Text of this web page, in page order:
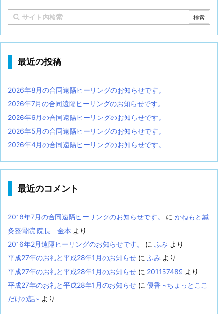
最近の投稿
2026年8月の合同遠隔ヒーリングのお知らせです。
2026年7月の合同遠隔ヒーリングのお知らせです。
2026年6月の合同遠隔ヒーリングのお知らせです。
2026年5月の合同遠隔ヒーリングのお知らせです。
2026年4月の合同遠隔ヒーリングのお知らせです。
最近のコメント
2016年7月の合同遠隔ヒーリングのお知らせです。 に かねもと鍼
灸整骨院 院長：金本 より
2016年2月遠隔ヒーリングのお知らせです。
に ふみ より
平成27年のお礼と平成28年1月のお知らせ に ふみ より
平成27年のお礼と平成28年1月のお知らせ に 201157489 より
平成27年のお礼と平成28年1月のお知らせ に 優香 ~ちょっとここ
だけの話~ より